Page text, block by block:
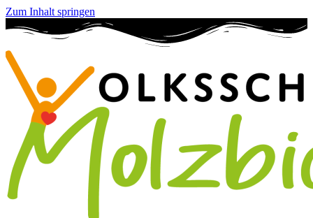
Zum Inhalt springen